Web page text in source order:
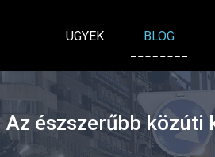
ÜGYEK BLOG
Az észszerűbb közúti